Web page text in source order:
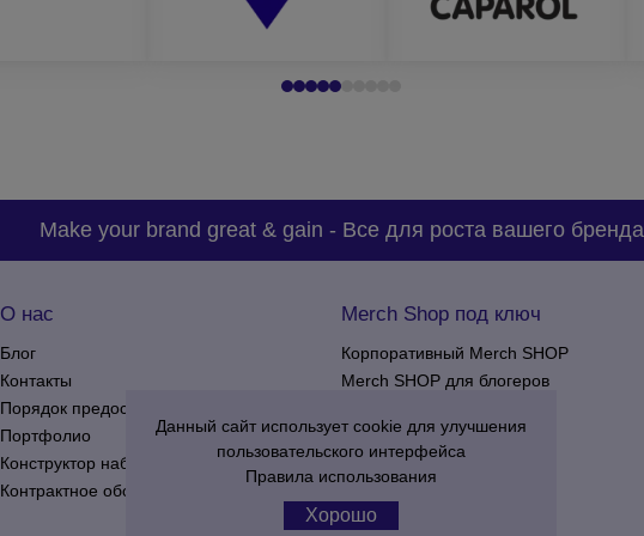
Make your brand great & gain - Все для роста вашего бренда
О нас
Блог
Контакты
Порядок предоставления услуг
Портфолио
Конструктор наборов
Контрактное обслуживание
Merch Shop под ключ
Корпоративный Merch SHOP
Merch SHOP для блогеров
Данный сайт использует cookie для улучшения
пользовательского интерфейса
Правила использования
Хорошо